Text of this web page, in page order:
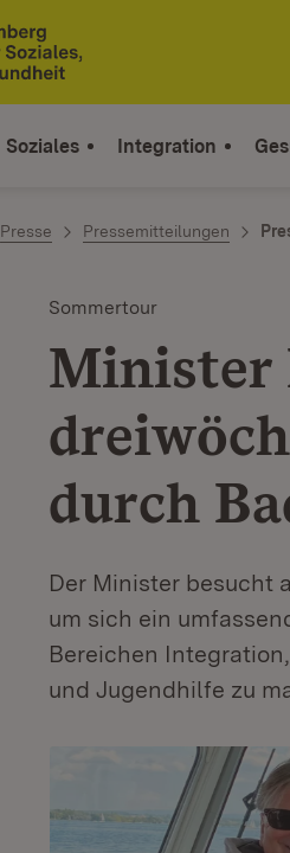
Soziales Integration
Presse Pressemitteilungen
Sommertour
Minister
durch
Der Minister besucht
um sich ein
Bereichen
und Jugendhilfe zu